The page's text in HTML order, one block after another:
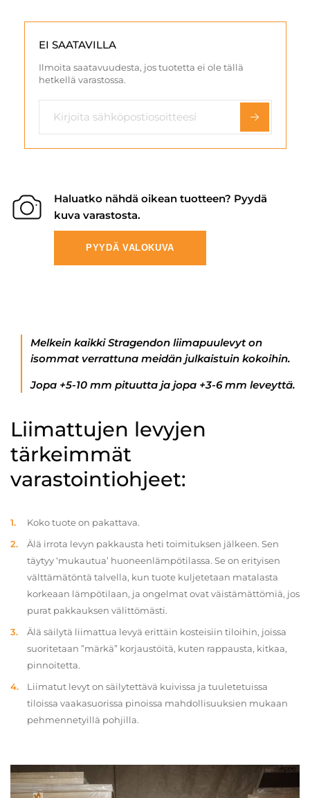
EI SAATAVILLA
Ilmoita saatavuudesta, jos tuotetta ei ole tällä
hetkellä varastossa.
Haluatko nähdä oikean tuotteen? Pyydä
kuva varastosta.
PYYDÄ VALOKUVA
Melkein kaikki Stragendon liimapuulevyt on
isommat verrattuna meidän julkaistuin kokoihin.
Jopa +5-10 mm pituutta ja jopa +3-6 mm leveyttä.
Liimattujen levyjen
tärkeimmät
varastointiohjeet:
Koko tuote on pakattava.
Älä irrota levyn pakkausta heti toimituksen jälkeen. Sen
täytyy ‘mukautua’ huoneenlämpötilassa. Se on erityisen
välttämätöntä talvella, kun tuote kuljetetaan matalasta
korkeaan lämpötilaan, ja ongelmat ovat väistämättömiä, jos
purat pakkauksen välittömästi.
Älä säilytä liimattua levyä erittäin kosteisiin tiloihin, joissa
suoritetaan ”märkä” korjaustöitä, kuten rappausta, kitkaa,
pinnoitetta.
Liimatut levyt on säilytettävä kuivissa ja tuuletetuissa
tiloissa vaakasuorissa pinoissa mahdollisuuksien mukaan
pehmennetyillä pohjilla.